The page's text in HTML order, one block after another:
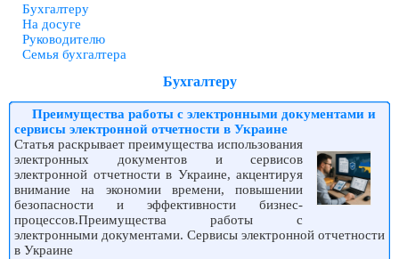
Бухгалтеру
На досуге
Руководителю
Семья бухгалтера
Бухгалтеру
Преимущества работы с электронными документами и
сервисы электронной отчетности в Украине
Статья раскрывает преимущества использования
электронных документов и сервисов
электронной отчетности в Украине, акцентируя
внимание на экономии времени, повышении
безопасности и эффективности бизнес-
процессов.Преимущества работы с
электронными документами. Сервисы электронной отчетности
в Украине